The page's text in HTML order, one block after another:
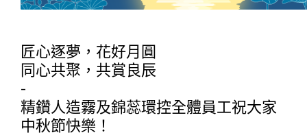
匠心逐夢，花好月圓
同心共聚，共賞良辰
-
精鑽人造霧及錦蕊環控全體員工祝大家
中秋節快樂！